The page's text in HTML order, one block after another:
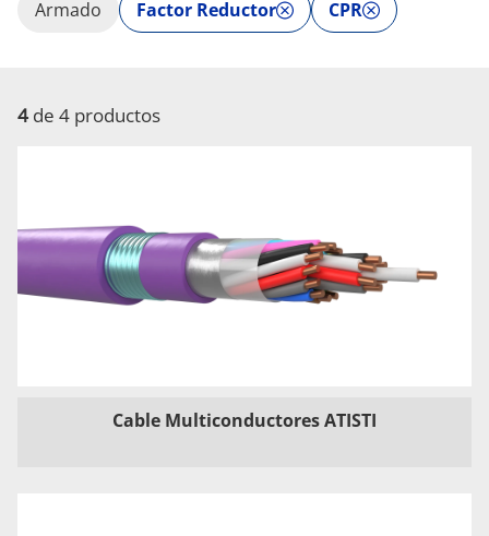
Armado Factor Reductor CPR
4 de 4 productos
Cable Multiconductores ATISTI